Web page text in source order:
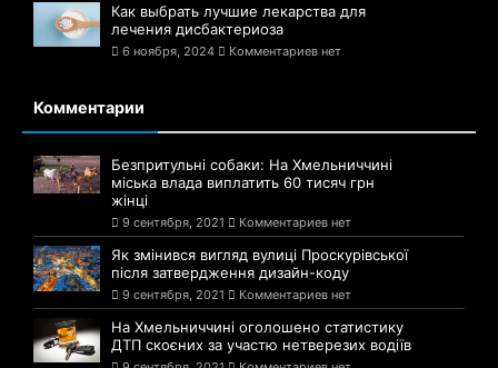
Как выбрать лучшие лекарства для
лечения дисбактериоза
6 ноября, 2024 Комментариев нет
Комментарии
Безпритульні собаки: На Хмельниччині
міська влада виплатить 60 тисяч грн
жінці
9 сентября, 2021 Комментариев нет
Як змінився вигляд вулиці Проскурівської
після затвердження дизайн-коду
9 сентября, 2021 Комментариев нет
На Хмельниччині оголошено статистику
ДТП скоєних за участю нетверезих водіїв